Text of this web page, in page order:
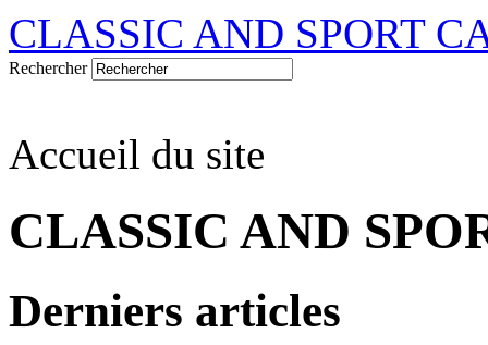
CLASSIC AND SPORT
Rechercher
Accueil du site
CLASSIC AND
Derniers articles